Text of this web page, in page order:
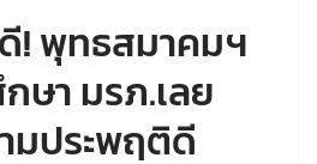
! พุทธสมาคมฯ
ษา มรภ.เลย
มประพฤติดี